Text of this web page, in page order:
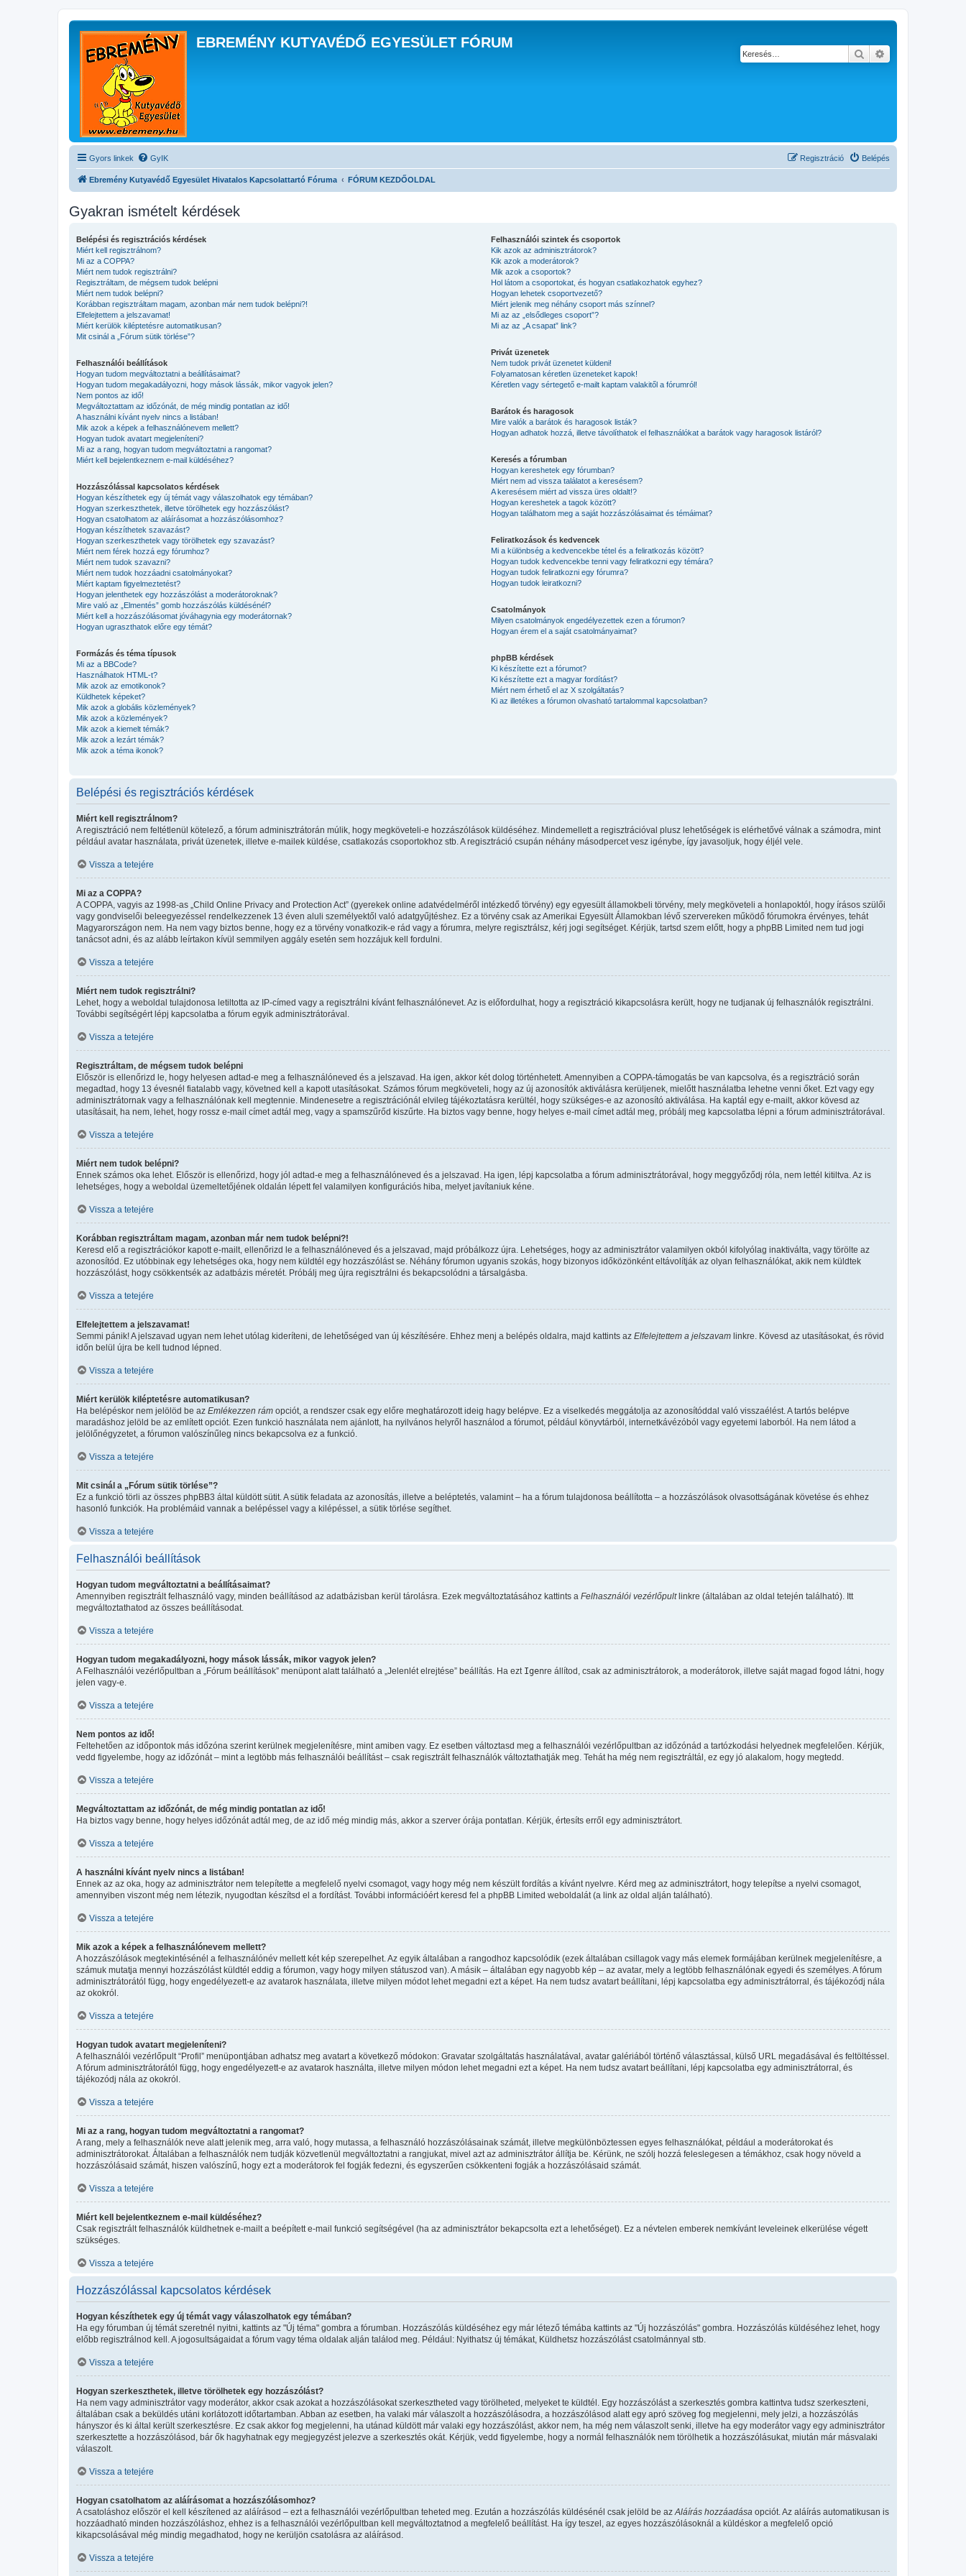
EBREMÉNY KUTYAVÉDŐ EGYESÜLET FÓRUM
Keresés
Gyors linkek GyIK Belépés
Regisztráció
Ebremény Kutyavédő Egyesület Hivatalos Kapcsolattartó Fóruma FÓRUM KEZDŐOLDAL
Gyakran ismételt kérdések
Belépési és regisztrációs kérdések
Miért kell regisztrálnom?
Mi az a COPPA?
Miért nem tudok regisztrálni?
Regisztráltam, de mégsem tudok belépni
Miért nem tudok belépni?
Korábban regisztráltam magam, azonban már nem tudok belépni?!
Elfelejtettem a jelszavamat!
Miért kerülök kiléptetésre automatikusan?
Mit csinál a „Fórum sütik törlése”?
Felhasználói beállítások
Hogyan tudom megváltoztatni a beállításaimat?
Hogyan tudom megakadályozni, hogy mások lássák, mikor vagyok jelen?
Nem pontos az idő!
Megváltoztattam az időzónát, de még mindig pontatlan az idő!
A használni kívánt nyelv nincs a listában!
Mik azok a képek a felhasználónevem mellett?
Hogyan tudok avatart megjeleníteni?
Mi az a rang, hogyan tudom megváltoztatni a rangomat?
Miért kell bejelentkeznem e-mail küldéséhez?
Hozzászólással kapcsolatos kérdések
Hogyan készíthetek egy új témát vagy válaszolhatok egy témában?
Hogyan szerkeszthetek, illetve törölhetek egy hozzászólást?
Hogyan csatolhatom az aláírásomat a hozzászólásomhoz?
Hogyan készíthetek szavazást?
Hogyan szerkeszthetek vagy törölhetek egy szavazást?
Miért nem férek hozzá egy fórumhoz?
Miért nem tudok szavazni?
Miért nem tudok hozzáadni csatolmányokat?
Miért kaptam figyelmeztetést?
Hogyan jelenthetek egy hozzászólást a moderátoroknak?
Mire való az „Elmentés” gomb hozzászólás küldésénél?
Miért kell a hozzászólásomat jóváhagynia egy moderátornak?
Hogyan ugraszthatok előre egy témát?
Formázás és téma típusok
Mi az a BBCode?
Használhatok HTML-t?
Mik azok az emotikonok?
Küldhetek képeket?
Mik azok a globális közlemények?
Mik azok a közlemények?
Mik azok a kiemelt témák?
Mik azok a lezárt témák?
Mik azok a téma ikonok?
Felhasználói szintek és csoportok
Kik azok az adminisztrátorok?
Kik azok a moderátorok?
Mik azok a csoportok?
Hol látom a csoportokat, és hogyan csatlakozhatok egyhez?
Hogyan lehetek csoportvezető?
Miért jelenik meg néhány csoport más színnel?
Mi az az „elsődleges csoport”?
Mi az az „A csapat” link?
Privát üzenetek
Nem tudok privát üzenetet küldeni!
Folyamatosan kéretlen üzeneteket kapok!
Kéretlen vagy sértegető e-mailt kaptam valakitől a fórumról!
Barátok és haragosok
Mire valók a barátok és haragosok listák?
Hogyan adhatok hozzá, illetve távolíthatok el felhasználókat a barátok vagy haragosok listáról?
Keresés a fórumban
Hogyan kereshetek egy fórumban?
Miért nem ad vissza találatot a keresésem?
A keresésem miért ad vissza üres oldalt!?
Hogyan kereshetek a tagok között?
Hogyan találhatom meg a saját hozzászólásaimat és témáimat?
Feliratkozások és kedvencek
Mi a különbség a kedvencekbe tétel és a feliratkozás között?
Hogyan tudok kedvencekbe tenni vagy feliratkozni egy témára?
Hogyan tudok feliratkozni egy fórumra?
Hogyan tudok leiratkozni?
Csatolmányok
Milyen csatolmányok engedélyezettek ezen a fórumon?
Hogyan érem el a saját csatolmányaimat?
phpBB kérdések
Ki készítette ezt a fórumot?
Ki készítette ezt a magyar fordítást?
Miért nem érhető el az X szolgáltatás?
Ki az illetékes a fórumon olvasható tartalommal kapcsolatban?
Belépési és regisztrációs kérdések
Miért kell regisztrálnom?
A regisztráció nem feltétlenül kötelező, a fórum adminisztrátorán múlik, hogy megköveteli-e hozzászólások küldéséhez. Mindemellett a regisztrációval plusz lehetőségek is elérhetővé válnak a számodra, mint
például avatar használata, privát üzenetek, illetve e-mailek küldése, csatlakozás csoportokhoz stb. A regisztráció csupán néhány másodpercet vesz igénybe, így javasoljuk, hogy éljél vele.
Vissza a tetejére
Mi az a COPPA?
A COPPA, vagyis az 1998-as „Child Online Privacy and Protection Act” (gyerekek online adatvédelméről intézkedő törvény) egy egyesült államokbeli törvény, mely megköveteli a honlapoktól, hogy írásos szülői
vagy gondviselői beleegyezéssel rendelkezzenek 13 éven aluli személyektől való adatgyűjtéshez. Ez a törvény csak az Amerikai Egyesült Államokban lévő szervereken működő fórumokra érvényes, tehát
Magyarországon nem. Ha nem vagy biztos benne, hogy ez a törvény vonatkozik-e rád vagy a fórumra, melyre regisztrálsz, kérj jogi segítséget. Kérjük, tartsd szem előtt, hogy a phpBB Limited nem tud jogi
tanácsot adni, és az alább leírtakon kívül semmilyen aggály esetén sem hozzájuk kell fordulni.
Vissza a tetejére
Miért nem tudok regisztrálni?
Lehet, hogy a weboldal tulajdonosa letiltotta az IP-címed vagy a regisztrálni kívánt felhasználónevet. Az is előfordulhat, hogy a regisztráció kikapcsolásra került, hogy ne tudjanak új felhasználók regisztrálni.
További segítségért lépj kapcsolatba a fórum egyik adminisztrátorával.
Vissza a tetejére
Regisztráltam, de mégsem tudok belépni
Először is ellenőrizd le, hogy helyesen adtad-e meg a felhasználóneved és a jelszavad. Ha igen, akkor két dolog történhetett. Amennyiben a COPPA-támogatás be van kapcsolva, és a regisztráció során
megadtad, hogy 13 évesnél fiatalabb vagy, követned kell a kapott utasításokat. Számos fórum megköveteli, hogy az új azonosítók aktiválásra kerüljenek, mielőtt használatba lehetne venni őket. Ezt vagy egy
adminisztrátornak vagy a felhasználónak kell megtennie. Mindenesetre a regisztrációnál elvileg tájékoztatásra kerültél, hogy szükséges-e az azonosító aktiválása. Ha kaptál egy e-mailt, akkor kövesd az
utasításait, ha nem, lehet, hogy rossz e-mail címet adtál meg, vagy a spamszűrőd kiszűrte. Ha biztos vagy benne, hogy helyes e-mail címet adtál meg, próbálj meg kapcsolatba lépni a fórum adminisztrátorával.
Vissza a tetejére
Miért nem tudok belépni?
Ennek számos oka lehet. Először is ellenőrizd, hogy jól adtad-e meg a felhasználóneved és a jelszavad. Ha igen, lépj kapcsolatba a fórum adminisztrátorával, hogy meggyőződj róla, nem lettél kitiltva. Az is
lehetséges, hogy a weboldal üzemeltetőjének oldalán lépett fel valamilyen konfigurációs hiba, melyet javítaniuk kéne.
Vissza a tetejére
Korábban regisztráltam magam, azonban már nem tudok belépni?!
Keresd elő a regisztrációkor kapott e-mailt, ellenőrizd le a felhasználóneved és a jelszavad, majd próbálkozz újra. Lehetséges, hogy az adminisztrátor valamilyen okból kifolyólag inaktiválta, vagy törölte az
azonosítód. Ez utóbbinak egy lehetséges oka, hogy nem küldtél egy hozzászólást se. Néhány fórumon ugyanis szokás, hogy bizonyos időközönként eltávolítják az olyan felhasználókat, akik nem küldtek
hozzászólást, hogy csökkentsék az adatbázis méretét. Próbálj meg újra regisztrálni és bekapcsolódni a társalgásba.
Vissza a tetejére
Elfelejtettem a jelszavamat!
Semmi pánik! A jelszavad ugyan nem lehet utólag kideríteni, de lehetőséged van új készítésére. Ehhez menj a belépés oldalra, majd kattints az Elfelejtettem a jelszavam linkre. Kövesd az utasításokat, és rövid
időn belül újra be kell tudnod lépned.
Vissza a tetejére
Miért kerülök kiléptetésre automatikusan?
Ha belépéskor nem jelölöd be az Emlékezzen rám opciót, a rendszer csak egy előre meghatározott ideig hagy belépve. Ez a viselkedés meggátolja az azonosítóddal való visszaélést. A tartós belépve
maradáshoz jelöld be az említett opciót. Ezen funkció használata nem ajánlott, ha nyilvános helyről használod a fórumot, például könyvtárból, internetkávézóból vagy egyetemi laborból. Ha nem látod a
jelölőnégyzetet, a fórumon valószínűleg nincs bekapcsolva ez a funkció.
Vissza a tetejére
Mit csinál a „Fórum sütik törlése”?
Ez a funkció törli az összes phpBB3 által küldött sütit. A sütik feladata az azonosítás, illetve a beléptetés, valamint – ha a fórum tulajdonosa beállította – a hozzászólások olvasottságának követése és ehhez
hasonló funkciók. Ha problémáid vannak a belépéssel vagy a kilépéssel, a sütik törlése segíthet.
Vissza a tetejére
Felhasználói beállítások
Hogyan tudom megváltoztatni a beállításaimat?
Amennyiben regisztrált felhasználó vagy, minden beállításod az adatbázisban kerül tárolásra. Ezek megváltoztatásához kattints a Felhasználói vezérlőpultlinkre (általában az oldal tetején található). Itt
megváltoztathatod az összes beállításodat.
Vissza a tetejére
Hogyan tudom megakadályozni, hogy mások lássák, mikor vagyok jelen?
A Felhasználói vezérlőpultban a „Fórum beállítások” menüpont alatt található a „Jelenlét elrejtése” beállítás. Ha ezt Igenre állítod, csak az adminisztrátorok, a moderátorok, illetve saját magad fogod látni, hogy
jelen vagy-e.
Vissza a tetejére
Nem pontos az idő!
Feltehetően az időpontok más időzóna szerint kerülnek megjelenítésre, mint amiben vagy. Ez esetben változtasd meg a felhasználói vezérlőpultban az időzónád a tartózkodási helyednek megfelelően. Kérjük,
vedd figyelembe, hogy az időzónát – mint a legtöbb más felhasználói beállítást – csak regisztrált felhasználók változtathatják meg. Tehát ha még nem regisztráltál, ez egy jó alakalom, hogy megtedd.
Vissza a tetejére
Megváltoztattam az időzónát, de még mindig pontatlan az idő!
Ha biztos vagy benne, hogy helyes időzónát adtál meg, de az idő még mindig más, akkor a szerver órája pontatlan. Kérjük, értesíts erről egy adminisztrátort.
Vissza a tetejére
A használni kívánt nyelv nincs a listában!
Ennek az az oka, hogy az adminisztrátor nem telepítette a megfelelő nyelvi csomagot, vagy hogy még nem készült fordítás a kívánt nyelvre. Kérd meg az adminisztrátort, hogy telepítse a nyelvi csomagot,
amennyiben viszont még nem létezik, nyugodtan készítsd el a fordítást. További információért keresd fel a phpBB Limited weboldalát (a link az oldal alján található).
Vissza a tetejére
Mik azok a képek a felhasználónevem mellett?
A hozzászólások megtekintésénél a felhasználónév mellett két kép szerepelhet. Az egyik általában a rangodhoz kapcsolódik (ezek általában csillagok vagy más elemek formájában kerülnek megjelenítésre, a
számuk mutatja mennyi hozzászólást küldtél eddig a fórumon, vagy hogy milyen státuszod van). A másik – általában egy nagyobb kép – az avatar, mely a legtöbb felhasználónak egyedi és személyes. A fórum
adminisztrátorától függ, hogy engedélyezett-e az avatarok használata, illetve milyen módot lehet megadni ezt a képet. Ha nem tudsz avatart beállítani, lépj kapcsolatba egy adminisztrátorral, és tájékozódj nála
az okokról.
Vissza a tetejére
Hogyan tudok avatart megjeleníteni?
A felhasználói vezérlőpult “Profil” menüpontjában adhatsz meg avatart a következő módokon: Gravatar szolgáltatás használatával, avatar galériából történő választással, külső URL megadásával és feltöltéssel.
A fórum adminisztrátorától függ, hogy engedélyezett-e az avatarok használta, illetve milyen módon lehet megadni ezt a képet. Ha nem tudsz avatart beállítani, lépj kapcsolatba egy adminisztrátorral, és
tájékozódj nála az okokról.
Vissza a tetejére
Mi az a rang, hogyan tudom megváltoztatni a rangomat?
A rang, mely a felhasználók neve alatt jelenik meg, arra való, hogy mutassa, a felhasználó hozzászólásainak számát, illetve megkülönböztessen egyes felhasználókat, például a moderátorokat és
adminisztrátorokat. Általában a felhasználók nem tudják közvetlenül megváltoztatni a rangjukat, mivel azt az adminisztrátor állítja be. Kérünk, ne szólj hozzá feleslegesen a témákhoz, csak hogy növeld a
hozzászólásaid számát, hiszen valószínű, hogy ezt a moderátorok fel fogják fedezni, és egyszerűen csökkenteni fogják a hozzászólásaid számát.
Vissza a tetejére
Miért kell bejelentkeznem e-mail küldéséhez?
Csak regisztrált felhasználók küldhetnek e-mailt a beépített e-mail funkció segítségével (ha az adminisztrátor bekapcsolta ezt a lehetőséget). Ez a névtelen emberek nemkívánt leveleinek elkerülése végett
szükséges.
Vissza a tetejére
Hozzászólással kapcsolatos kérdések
Hogyan készíthetek egy új témát vagy válaszolhatok egy témában?
Ha egy fórumban új témát szeretnél nyitni, kattints az "Új téma" gombra a fórumban. Hozzászólás küldéséhez egy már létező témába kattints az "Új hozzászólás" gombra. Hozzászólás küldéséhez lehet, hogy
előbb regisztrálnod kell. A jogosultságaidat a fórum vagy téma oldalak alján találod meg. Például: Nyithatsz új témákat, Küldhetsz hozzászólást csatolmánnyal stb.
Vissza a tetejére
Hogyan szerkeszthetek, illetve törölhetek egy hozzászólást?
Ha nem vagy adminisztrátor vagy moderátor, akkor csak azokat a hozzászólásokat szerkesztheted vagy törölheted, melyeket te küldtél. Egy hozzászólást a szerkesztés gombra kattintva tudsz szerkeszteni,
általában csak a beküldés utáni korlátozott időtartamban. Abban az esetben, ha valaki már válaszolt a hozzászólásodra, a hozzászólásod alatt egy apró szöveg fog megjelenni, mely jelzi, a hozzászólás
hányszor és ki által került szerkesztésre. Ez csak akkor fog megjelenni, ha utánad küldött már valaki egy hozzászólást, akkor nem, ha még nem válaszolt senki, illetve ha egy moderátor vagy egy adminisztrátor
szerkesztette a hozzászólásod, bár ők hagyhatnak egy megjegyzést jelezve a szerkesztés okát. Kérjük, vedd figyelembe, hogy a normál felhasználók nem törölhetik a hozzászólásukat, miután már másvalaki
válaszolt.
Vissza a tetejére
Hogyan csatolhatom az aláírásomat a hozzászólásomhoz?
A csatoláshoz először el kell készítened az aláírásod – ezt a felhasználói vezérlőpultban teheted meg. Ezután a hozzászólás küldésénél csak jelöld be azAláírás hozzáadása opciót. Az aláírás automatikusan is
hozzáadható minden hozzászóláshoz, ehhez is a felhasználói vezérlőpultban kell megváltoztatnod a megfelelő beállítást. Ha így teszel, az egyes hozzászólásoknál a küldéskor a megfelelő opció
kikapcsolásával még mindig megadhatod, hogy ne kerüljön csatolásra az aláírásod.
Vissza a tetejére